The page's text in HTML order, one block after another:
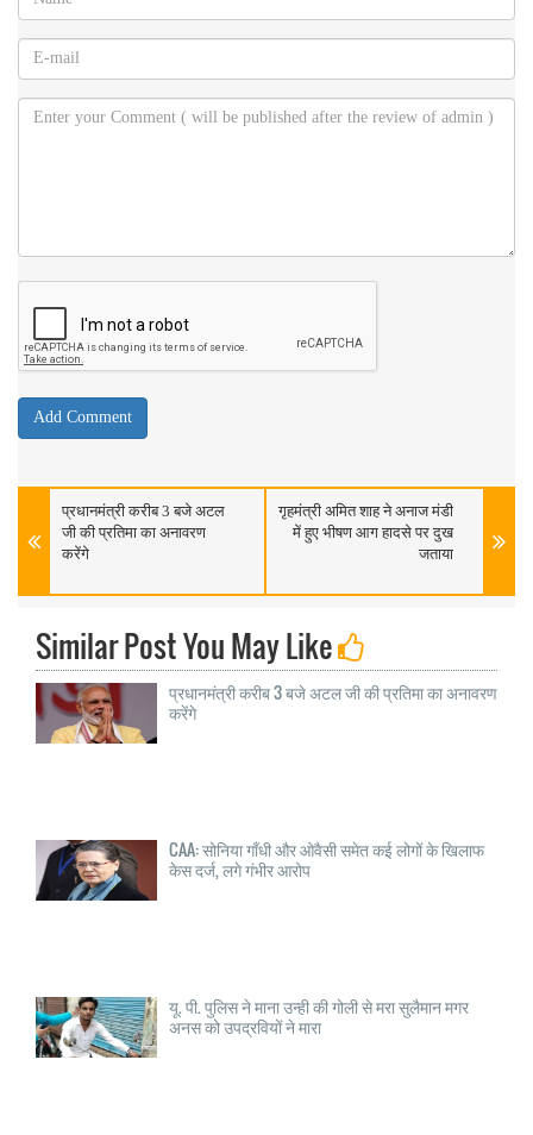
प्रधानमंत्री करीब 3 बजे अटल
जी की प्रतिमा का अनावरण
करेंगे
गृहमंत्री अमित शाह ने अनाज मंडी
में हुए भीषण आग हादसे पर दुख
जताया
Similar Post You May Like
प्रधानमंत्री करीब 3 बजे अटल जी की प्रतिमा का अनावरण
करेंगे
CAA: सोनिया गाँधी और ओवैसी समेत कई लोगों के खिलाफ
केस दर्ज, लगे गंभीर आरोप
यू. पी. पुलिस ने माना उन्ही की गोली से मरा सुलैमान मगर
अनस को उपद्रवियों ने मारा